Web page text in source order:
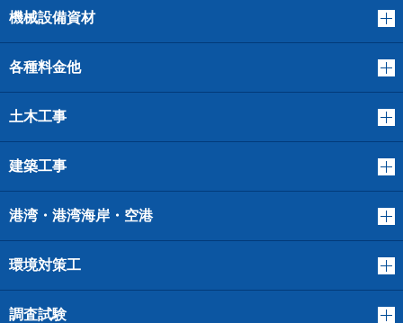
機械設備資材
各種料金他
土木工事
建築工事
港湾・港湾海岸・空港
環境対策工
調査試験